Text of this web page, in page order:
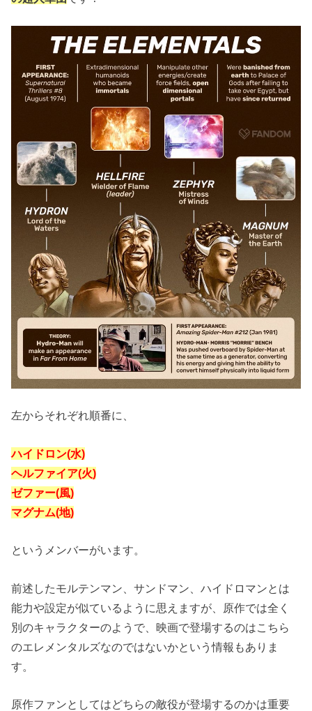
左からそれぞれ順番に、
ハイドロン(水)
ヘルファイア(火)
ゼファー(風)
マグナム(地)
というメンバーがいます。
前述したモルテンマン、サンドマン、ハイドロマンとは
能力や設定が似ているように思えますが、原作では全く
別のキャラクターのようで、映画で登場するのはこちら
のエレメンタルズなのではないかという情報もありま
す。
原作ファンとしてはどちらの敵役が登場するのかは重要